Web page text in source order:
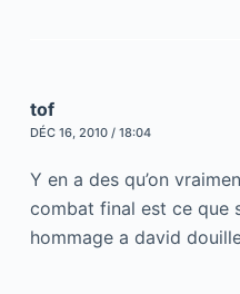
tof
DÉC 16, 2010 / 18:04
Y en a des qu’on
combat final est ce que
hommage a david